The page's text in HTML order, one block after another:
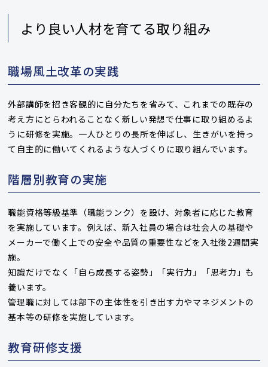
より良い人材を育てる取り組み
職場風土改革の実践
外部講師を招き客観的に自分たちを省みて、これまでの既存の
考え方にとらわれることなく新しい発想で仕事に取り組めるよ
うに研修を実施。一人ひとりの長所を伸ばし、生きがいを持っ
て自主的に働いてくれるような人づくりに取り組んでいます。
階層別教育の実施
職能資格等級基準（職能ランク）を設け、対象者に応じた教育
を実施しています。例えば、新入社員の場合は社会人の基礎や
メーカーで働く上での安全や品質の重要性などを入社後2週間実
施。
知識だけでなく「自ら成長する姿勢」「実行力」「思考力」も
養います。
管理職に対しては部下の主体性を引き出す力やマネジメントの
基本等の研修を実施しています。
教育研修支援